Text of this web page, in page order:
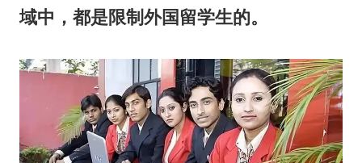
域中，都是限制外国留学生的。